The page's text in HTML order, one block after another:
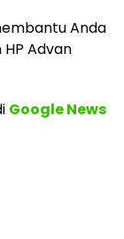
Anda
Advan
Google News